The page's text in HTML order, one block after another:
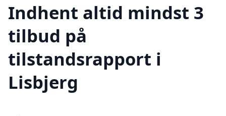
Indhent altid mindst 3
tilbud på
tilstandsrapport i
Lisbjerg